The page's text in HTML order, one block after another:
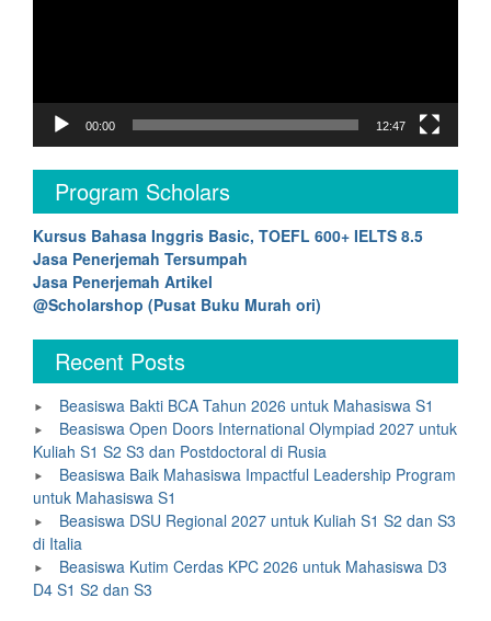
00:00 12:47
Program Scholars
Kursus Bahasa Inggris Basic, TOEFL 600+ IELTS 8.5
Jasa Penerjemah Tersumpah
Jasa Penerjemah Artikel
@Scholarshop (Pusat Buku Murah ori)
Recent Posts
Beasiswa Bakti BCA Tahun 2026 untuk Mahasiswa S1
Beasiswa Open Doors International Olympiad 2027 untuk
Kuliah S1 S2 S3 dan Postdoctoral di Rusia
Beasiswa Baik Mahasiswa Impactful Leadership Program
untuk Mahasiswa S1
Beasiswa DSU Regional 2027 untuk Kuliah S1 S2 dan S3
di Italia
Beasiswa Kutim Cerdas KPC 2026 untuk Mahasiswa D3
D4 S1 S2 dan S3